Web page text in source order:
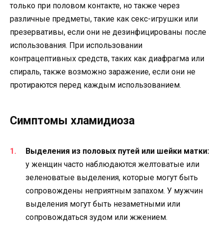
только при половом контакте, но также через
различные предметы, такие как секс-игрушки или
презервативы, если они не дезинфицированы после
использования. При использовании
контрацептивных средств, таких как диафрагма или
спираль, также возможно заражение, если они не
протираются перед каждым использованием.
Симптомы хламидиоза
Выделения из половых путей или шейки матки:
у женщин часто наблюдаются желтоватые или
зеленоватые выделения, которые могут быть
сопровождены неприятным запахом. У мужчин
выделения могут быть незаметными или
сопровождаться зудом или жжением.